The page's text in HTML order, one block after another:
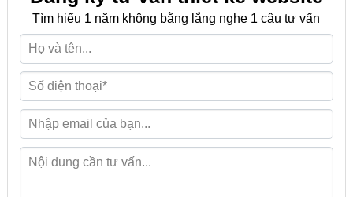
Tìm hiểu 1 năm không bằng lắng nghe 1 câu tư vấn